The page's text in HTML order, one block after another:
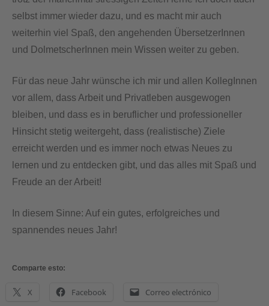
selbst immer wieder dazu, und es macht mir auch
weiterhin viel Spaß, den angehenden ÜbersetzerInnen
und DolmetscherInnen mein Wissen weiter zu geben.
Für das neue Jahr wünsche ich mir und allen KollegInnen
vor allem, dass Arbeit und Privatleben ausgewogen
bleiben, und dass es in beruflicher und professioneller
Hinsicht stetig weitergeht, dass (realistische) Ziele
erreicht werden und es immer noch etwas Neues zu
lernen und zu entdecken gibt, und das alles mit Spaß und
Freude an der Arbeit!
In diesem Sinne: Auf ein gutes, erfolgreiches und
spannendes neues Jahr!
Comparte esto:
X Facebook Correo electrónico